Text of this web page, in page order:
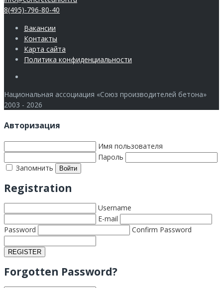
8(495)-796-80-40
Вакансии
Контакты
Карта сайта
Политика конфиденциальности
Национальная ассоциация «Союз производителей бетона»
2003 - 2026
Авторизация
Имя пользователя
Пароль
Запомнить
Registration
Username
E-mail
Password
Confirm Password
Forgotten Password?